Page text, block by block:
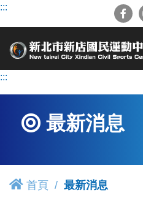
跳
容
:::
:::
最新消息
首頁 最新消息